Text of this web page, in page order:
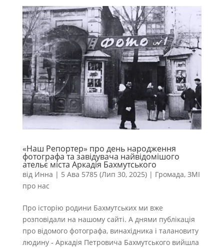
«Наш Репортер» про день народження
фотографа та завідувача найвідомішого
ательє міста Аркадія Бахмутського
від Инна | 5 Ава 5785 (Лип 30, 2025)| Громада, ЗМІ
про нас
Про історію родини Бахмутських ми вже
розповідали на нашому сайті. А днями публікація
про відомого фотографа, винахідника і талановиту
людину ‐ Аркадія Петровича Бахмутського вийшла